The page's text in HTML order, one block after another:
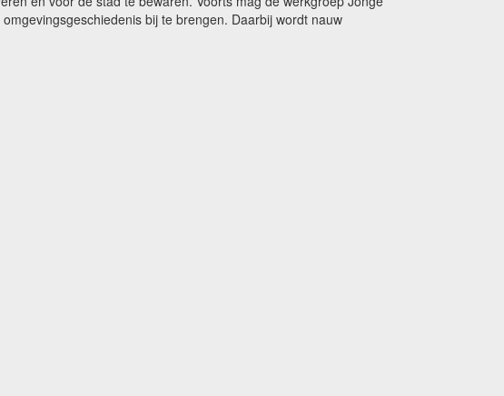
bij te brengen. Daarbij wordt nauw